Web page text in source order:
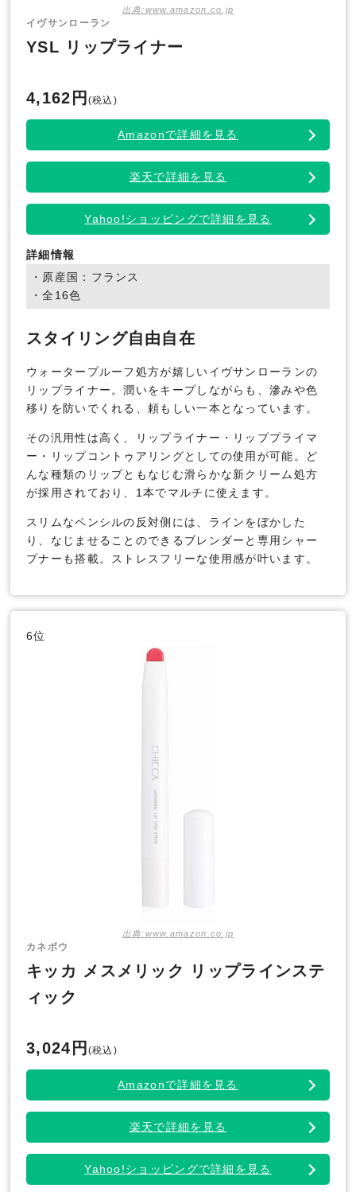
出典:www.amazon.co.jp
イヴサンローラン
YSL リップライナー
4,162円 (税込)
Amazonで詳細を見る
楽天で詳細を見る
Yahoo!ショッピングで詳細を見る
詳細情報
・原産国：フランス
・全16色
スタイリング自由自在
ウォータープルーフ処方が嬉しいイヴサンローランの
リップライナー。潤いをキープしながらも、滲みや色
移りを防いでくれる、頼もしい一本となっています。
その汎用性は高く、リップライナー・リッププライマ
ー・リップコントゥアリングとしての使用が可能。ど
んな種類のリップともなじむ滑らかな新クリーム処方
が採用されており、1本でマルチに使えます。
スリムなペンシルの反対側には、ラインをぼかした
り、なじませることのできるブレンダーと専用シャー
プナーも搭載。ストレスフリーな使用感が叶います。
6位
出典:www.amazon.co.jp
カネボウ
キッカ メスメリック リップラインステ
ィック
3,024円 (税込)
Amazonで詳細を見る
楽天で詳細を見る
Yahoo!ショッピングで詳細を見る